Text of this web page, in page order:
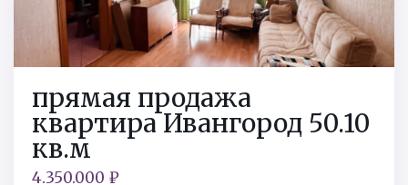
прямая продажа
квартира Ивангород 50.10
кв.м
4.350.000 ₽